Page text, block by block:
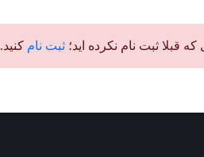
قبلا ثبت نام نکرده اید؛ ثبت نام کنید.